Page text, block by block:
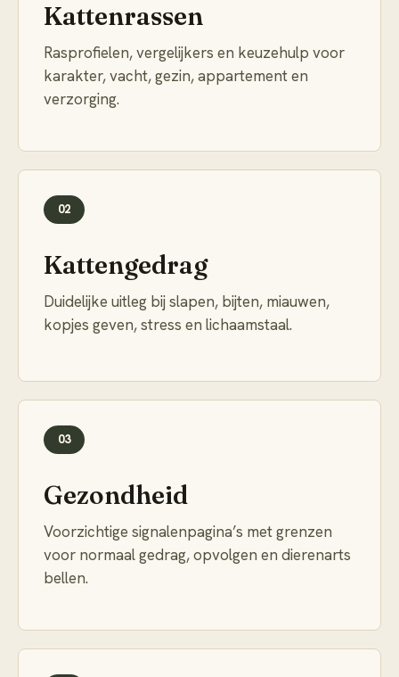
Kattenrassen
Rasprofielen, vergelijkers en keuzehulp voor
karakter, vacht, gezin, appartement en
verzorging.
02
Kattengedrag
Duidelijke uitleg bij slapen, bijten, miauwen,
kopjes geven, stress en lichaamstaal.
03
Gezondheid
Voorzichtige signalenpagina’s met grenzen
voor normaal gedrag, opvolgen en dierenarts
bellen.